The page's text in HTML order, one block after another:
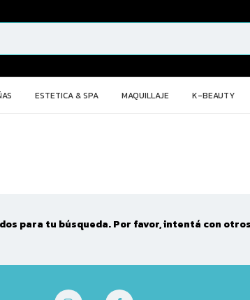
ESTETICA & SPA MAQUILLAJE K-BEAUTY
para tu búsqueda. Por favor, intentá con